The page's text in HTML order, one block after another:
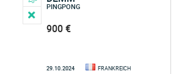
PINGPONG
900 €
29.10.2024 FRANKREICH